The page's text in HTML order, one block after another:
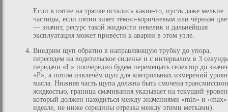
Если в пятне на тряпке остались какие-то, пусть даже мелкие
частицы, если пятно зияет тёмно-коричневым или чёрным
— значит, ресурс такой жидкости невелик и дальнейшая
эксплуатация может привести к аварии в этом узле.
Внедрим щуп обратно в направляющую трубку до упора,
пересядем на водительское сиденье и с интервалом в 3
передачи «L» поочерёдно будем перемещать селектор до
«P», а потом извлечём щуп для контрольных измерений
масла. Нижняя часть щупа должна быть смочена
жидкостью, граница смачивания указывает на текущий
который должен находиться между значениями «min» и
идеале, не ниже середины отрезка между этими метками).